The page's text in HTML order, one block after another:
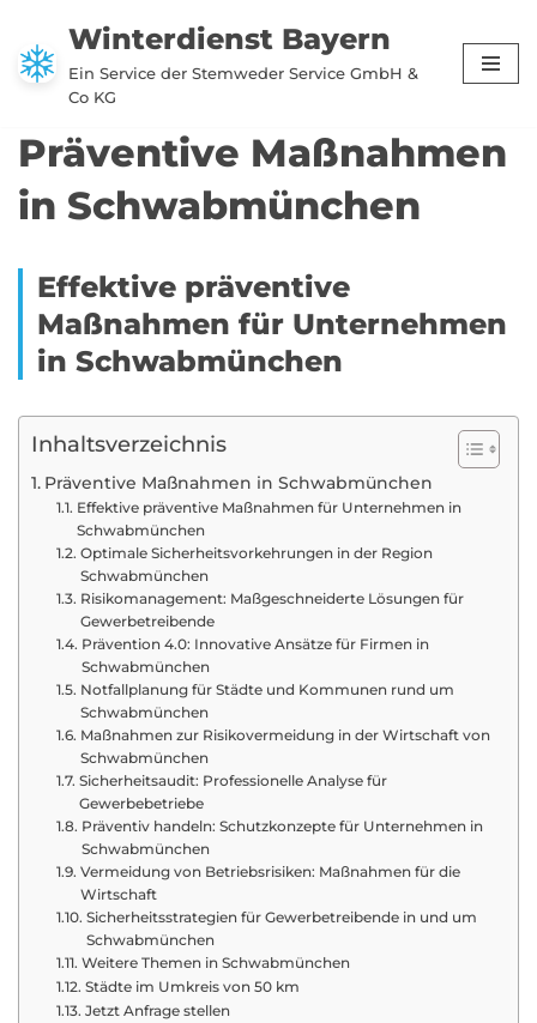
Zum
Inhalt
Winterdienst Bayern
Ein Service der Stemweder Service GmbH &
Co KG
Präventive Maßnahmen
in Schwabmünchen
Effektive präventive
Maßnahmen für Unternehmen
in Schwabmünchen
Inhaltsverzeichnis
Präventive Maßnahmen in Schwabmünchen
Effektive präventive Maßnahmen für Unternehmen in
Schwabmünchen
Optimale Sicherheitsvorkehrungen in der Region
Schwabmünchen
Risikomanagement: Maßgeschneiderte Lösungen für
Gewerbetreibende
Prävention 4.0: Innovative Ansätze für Firmen in
Schwabmünchen
Notfallplanung für Städte und Kommunen rund um
Schwabmünchen
Maßnahmen zur Risikovermeidung in der Wirtschaft von
Schwabmünchen
Sicherheitsaudit: Professionelle Analyse für
Gewerbebetriebe
Präventiv handeln: Schutzkonzepte für Unternehmen in
Schwabmünchen
Vermeidung von Betriebsrisiken: Maßnahmen für die
Wirtschaft
Sicherheitsstrategien für Gewerbetreibende in und um
Schwabmünchen
Weitere Themen in Schwabmünchen
Städte im Umkreis von 50 km
Jetzt Anfrage stellen